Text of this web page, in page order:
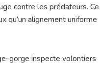
contre les prédateurs. Ce
qu’un alignement uniforme
gorge inspecte volontiers